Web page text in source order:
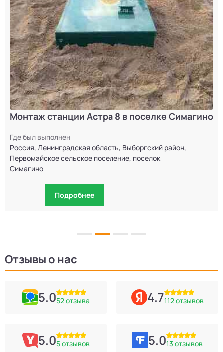
Монтаж станции Астра 8 в поселке Симагино
Где был выполнен
Россия, Ленинградская область, Выборгский район,
Первомайское сельское поселение, поселок
Симагино
Подробнее
Отзывы о нас
5.052 отзыва 4.7112 отзывов
5.05 отзывов 5.013 отзывов